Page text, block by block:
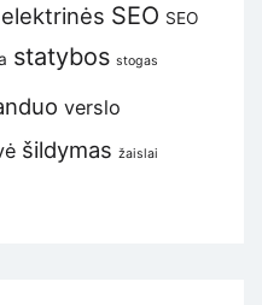
SEO SEO
statybos stogas
verslo
šildymas žaislai